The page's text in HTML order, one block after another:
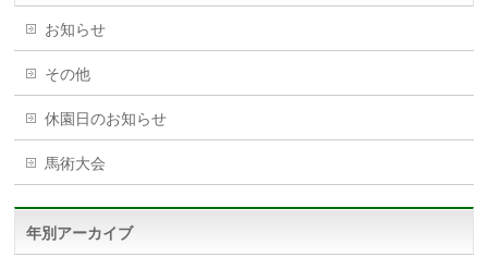
お知らせ
その他
休園日のお知らせ
馬術大会
年別アーカイブ